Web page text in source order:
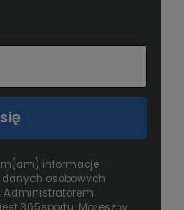
informacje
osobowych
. Administratorem
365sportu. Możesz w